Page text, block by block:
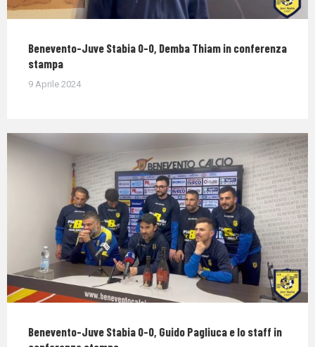
Benevento-Juve Stabia 0-0, Demba Thiam in conferenza
stampa
9 Aprile 2024
Benevento-Juve Stabia 0-0, Guido Pagliuca e lo staff in